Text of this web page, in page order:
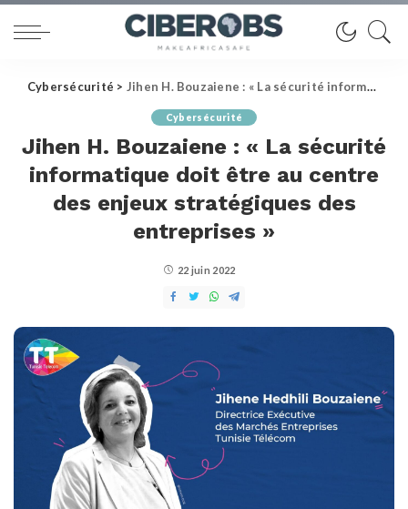
Cybersécurité > Jihen H. Bouzaiene : « La sécurité informatique doit être au centre des enjeux stratégiques des entreprises »
Cybersécurité
Jihen H. Bouzaiene : « La sécurité
informatique doit être au centre
des enjeux stratégiques des
entreprises »
22 juin 2022